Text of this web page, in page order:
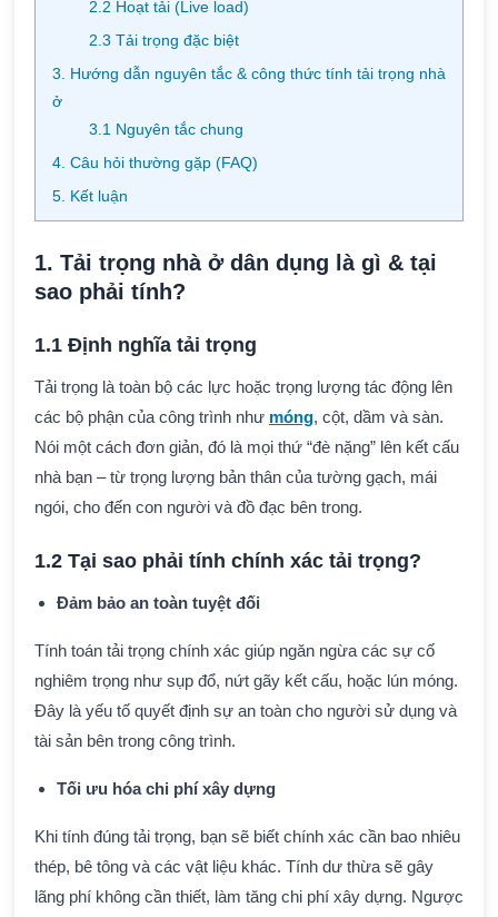
2.2 Hoạt tải (Live load)
2.3 Tải trọng đặc biệt
3. Hướng dẫn nguyên tắc & công thức tính tải trọng nhà
ở
3.1 Nguyên tắc chung
4. Câu hỏi thường gặp (FAQ)
5. Kết luận
1. Tải trọng nhà ở dân dụng là gì & tại
sao phải tính?
1.1 Định nghĩa tải trọng
Tải trọng là toàn bộ các lực hoặc trọng lượng tác động lên
các bộ phận của công trình như móng, cột, dầm và sàn.
Nói một cách đơn giản, đó là mọi thứ “đè nặng” lên kết cấu
nhà bạn – từ trọng lượng bản thân của tường gạch, mái
ngói, cho đến con người và đồ đạc bên trong.
1.2 Tại sao phải tính chính xác tải trọng?
Đảm bảo an toàn tuyệt đối
Tính toán tải trọng chính xác giúp ngăn ngừa các sự cố
nghiêm trọng như sụp đổ, nứt gãy kết cấu, hoặc lún móng.
Đây là yếu tố quyết định sự an toàn cho người sử dụng và
tài sản bên trong công trình.
Tối ưu hóa chi phí xây dựng
Khi tính đúng tải trọng, bạn sẽ biết chính xác cần bao nhiêu
thép, bê tông và các vật liệu khác. Tính dư thừa sẽ gây
lãng phí không cần thiết, làm tăng chi phí xây dựng. Ngược